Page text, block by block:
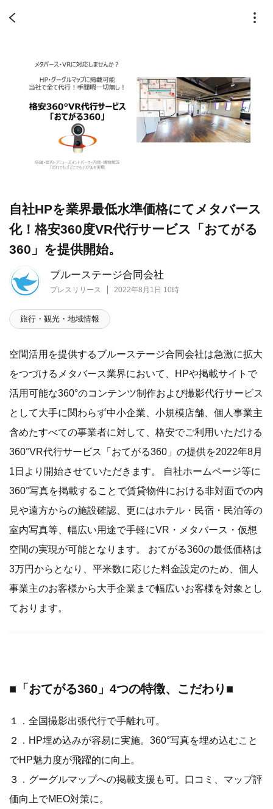
ブルーステージ合同会社
プレスリリース 2022年8月1日 10時
自社HPを業界最低水準価格にてメタバース
化！格安360度VR代行サービス「おてがる
360」を提供開始。
旅行・観光・地域情報
空間活用を提供するブルーステージ合同会社は急激に拡大
をつづけるメタバース業界において、HPや掲載サイトで
活用可能な360°のコンテンツ制作および撮影代行サービス
として大手に関わらず中小企業、小規模店舗、個人事業主
含めたすべての事業者に対して、格安でご利用いただける
360°VR代行サービス「おてがる360」の提供を2022年8月
1日より開始させていただきます。 自社ホームページ等に
360°写真を掲載することで賃貸物件における非対面での内
見や遠方からの施設確認、更にはホテル・民宿・民泊等の
室内写真等、幅広い用途で手軽にVR・メタバース・仮想
空間の実現が可能となります。 おてがる360の最低価格は
3万円からとなり、平米数に応じた料金設定のため、個人
事業主のお客様から大手企業まで幅広いお客様を対象とし
ております。
■「おてがる360」4つの特徴、こだわり■
１．全国撮影出張代行で手離れ可。
２．HP埋め込みが容易に実施。360°写真を埋め込むこと
でHP魅力度が飛躍的に向上。
３．グーグルマップへの掲載支援も可。口コミ、マップ評
価向上でMEO対策に。